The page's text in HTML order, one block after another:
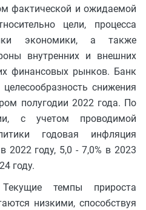
фактической и ожидаемой
цели, процесса
экономики, а также
внутренних и внешних
финансовых рынков. Банк
снижения
полугодии 2022 года. По
с учетом проводимой
годовая инфляция
2022 году, 5,0 - 7,0% в 2023
году.
темпы прироста
низкими, способствуя